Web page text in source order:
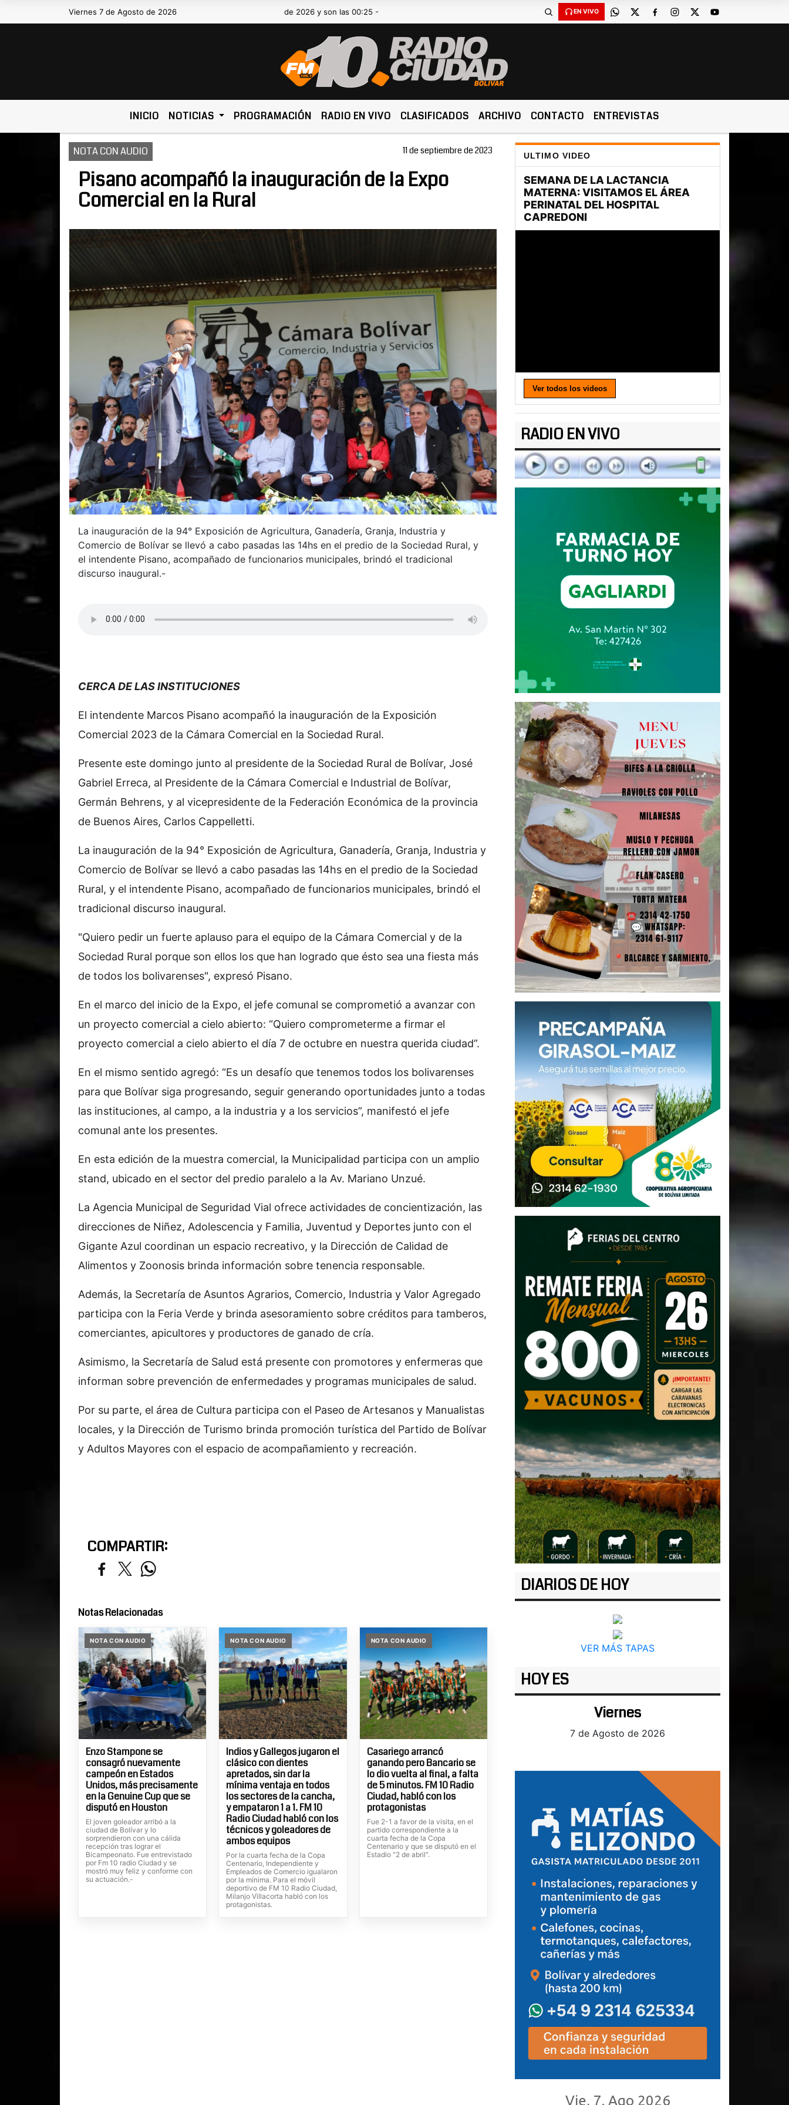
Viernes 7 de Agosto de 2026Hoy es Viernes 7 de Agosto de 2026 y son las 00:25 - EN VIVO
INICIO NOTICIAS PROGRAMACIÓN RADIO EN VIVO CLASIFICADOS ARCHIVO CONTACTO ENTREVISTAS
NOTA CON AUDIO 11 de septiembre de 2023
Pisano acompañó la inauguración de la Expo
Comercial en la Rural
La inauguración de la 94° Exposición de Agricultura, Ganadería, Granja, Industria y
Comercio de Bolívar se llevó a cabo pasadas las 14hs en el predio de la Sociedad Rural, y
el intendente Pisano, acompañado de funcionarios municipales, brindó el tradicional
discurso inaugural.-
CERCA DE LAS INSTITUCIONES
El intendente Marcos Pisano acompañó la inauguración de la Exposición
Comercial 2023 de la Cámara Comercial en la Sociedad Rural.
Presente este domingo junto al presidente de la Sociedad Rural de Bolívar, José
Gabriel Erreca, al Presidente de la Cámara Comercial e Industrial de Bolívar,
Germán Behrens, y al vicepresidente de la Federación Económica de la provincia
de Buenos Aires, Carlos Cappelletti.
La inauguración de la 94° Exposición de Agricultura, Ganadería, Granja, Industria y
Comercio de Bolívar se llevó a cabo pasadas las 14hs en el predio de la Sociedad
Rural, y el intendente Pisano, acompañado de funcionarios municipales, brindó el
tradicional discurso inaugural.
"Quiero pedir un fuerte aplauso para el equipo de la Cámara Comercial y de la
Sociedad Rural porque son ellos los que han logrado que ésto sea una fiesta más
de todos los bolivarenses", expresó Pisano.
En el marco del inicio de la Expo, el jefe comunal se comprometió a avanzar con
un proyecto comercial a cielo abierto: “Quiero comprometerme a firmar el
proyecto comercial a cielo abierto el día 7 de octubre en nuestra querida ciudad”.
En el mismo sentido agregó: “Es un desafío que tenemos todos los bolivarenses
para que Bolívar siga progresando, seguir generando oportunidades junto a todas
las instituciones, al campo, a la industria y a los servicios”, manifestó el jefe
comunal ante los presentes.
En esta edición de la muestra comercial, la Municipalidad participa con un amplio
stand, ubicado en el sector del predio paralelo a la Av. Mariano Unzué.
La Agencia Municipal de Seguridad Vial ofrece actividades de concientización, las
direcciones de Niñez, Adolescencia y Familia, Juventud y Deportes junto con el
Gigante Azul coordinan un espacio recreativo, y la Dirección de Calidad de
Alimentos y Zoonosis brinda información sobre tenencia responsable.
Además, la Secretaría de Asuntos Agrarios, Comercio, Industria y Valor Agregado
participa con la Feria Verde y brinda asesoramiento sobre créditos para tamberos,
comerciantes, apicultores y productores de ganado de cría.
Asimismo, la Secretaría de Salud está presente con promotores y enfermeras que
informan sobre prevención de enfermedades y programas municipales de salud.
Por su parte, el área de Cultura participa con el Paseo de Artesanos y Manualistas
locales, y la Dirección de Turismo brinda promoción turística del Partido de Bolívar
y Adultos Mayores con el espacio de acompañamiento y recreación.
COMPARTIR:
Notas Relacionadas
NOTA CON AUDIO
Enzo Stampone se
consagró nuevamente
campeón en Estados
Unidos, más precisamente
en la Genuine Cup que se
disputó en Houston
El joven goleador arribó a la
ciudad de Bolívar y lo
sorprendieron con una cálida
recepción tras lograr el
Bicampeonato. Fue entrevistado
por Fm 10 radio Ciudad y se
mostró muy feliz y conforme con
su actuación.-
NOTA CON AUDIO
Indios y Gallegos jugaron el
clásico con dientes
apretados, sin dar la
mínima ventaja en todos
los sectores de la cancha,
y empataron 1 a 1. FM 10
Radio Ciudad habló con los
técnicos y goleadores de
ambos equipos
Por la cuarta fecha de la Copa
Centenario, Independiente y
Empleados de Comercio igualaron
por la mínima. Para el móvil
deportivo de FM 10 Radio Ciudad,
Milanjo Villacorta habló con los
protagonistas.
NOTA CON AUDIO
Casariego arrancó
ganando pero Bancario se
lo dio vuelta al final, a falta
de 5 minutos. FM 10 Radio
Ciudad, habló con los
protagonistas
Fue 2-1 a favor de la visita, en el
partido correspondiente a la
cuarta fecha de la Copa
Centenario y que se disputó en el
Estadio "2 de abril".
ULTIMO VIDEO
Ver todos los videos
RADIO EN VIVO
DIARIOS DE HOY
VER MÁS TAPAS
HOY ES
Viernes
7 de Agosto de 2026